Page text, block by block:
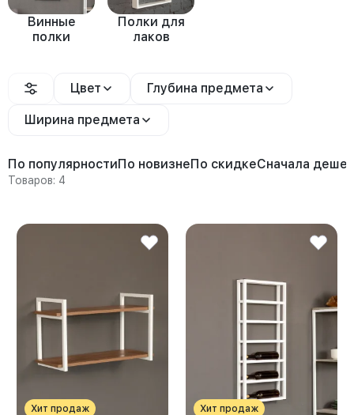
Винные
полки
Полки для
лаков
Цвет Глубина предмета
Ширина предмета
По популярностиПо новизнеПо скидкеСначала
Товаров: 4
Хит продаж Хит продаж